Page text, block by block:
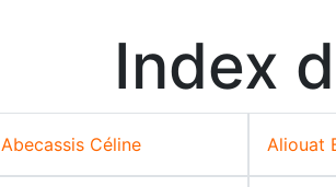
Index
Abecassis Céline Aliouat